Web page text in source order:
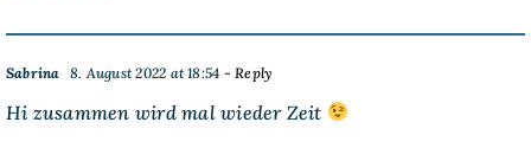
Sabrina 8. August 2022 at 18:54 - Reply
Hi zusammen wird mal wieder Zeit